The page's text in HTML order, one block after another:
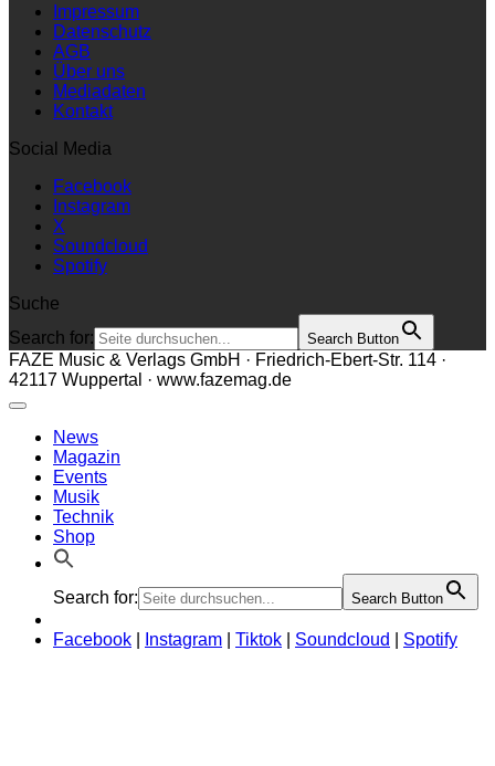
Impressum
Datenschutz
AGB
Über uns
Mediadaten
Kontakt
Social Media
Facebook
Instagram
X
Soundcloud
Spotify
Suche
Search for:
Search Button
FAZE Music & Verlags GmbH · Friedrich-Ebert-Str. 114 ·
42117 Wuppertal · www.fazemag.de
News
Magazin
Events
Musik
Technik
Shop
Search for: Search Button
Facebook Instagram Tiktok Soundcloud Spotify